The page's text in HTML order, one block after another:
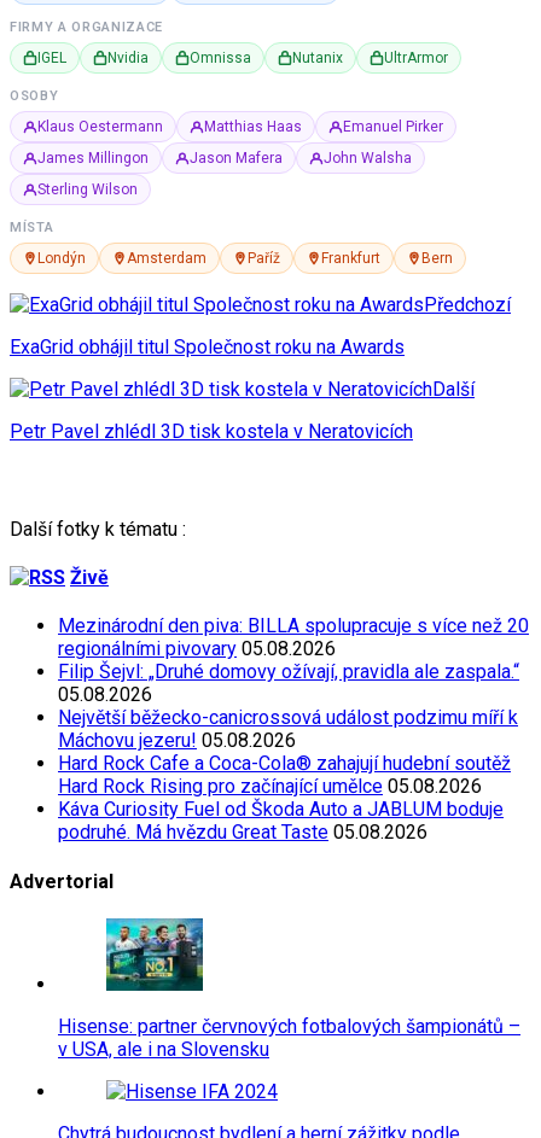
FIRMY A ORGANIZACE
IGEL Nvidia Omnissa Nutanix UltrArmor
OSOBY
Klaus Oestermann Matthias Haas
Emanuel Pirker
James Millingon
Jason Mafera
John Walsha
Sterling Wilson
MÍSTA
Londýn Amsterdam Paříž Frankfurt Bern
Předchozí
ExaGrid obhájil titul Společnost roku na Awards
Další
Petr Pavel zhlédl 3D tisk kostela v Neratovicích
Další fotky k tématu :
Živě
Mezinárodní den piva: BILLA spolupracuje s více než 20
regionálními pivovary 05.08.2026
Filip Šejvl: „Druhé domovy ožívají, pravidla ale zaspala.“
05.08.2026
Největší běžecko-canicrossová událost podzimu míří k
Máchovu jezeru! 05.08.2026
Hard Rock Cafe a Coca-Cola® zahajují hudební soutěž
Hard Rock Rising pro začínající umělce 05.08.2026
Káva Curiosity Fuel od Škoda Auto a JABLUM boduje
podruhé. Má hvězdu Great Taste 05.08.2026
Advertorial
Hisense: partner červnových fotbalových šampionátů –
v USA, ale i na Slovensku